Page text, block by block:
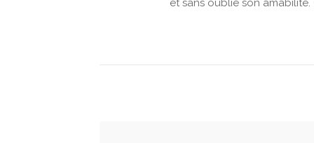
et sans oublié son amabilité.